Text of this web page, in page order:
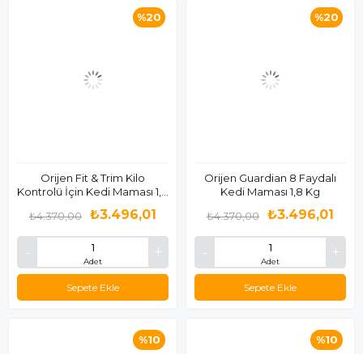
Orijen Fit & Trim Kilo
Kontrolü İçin Kedi Maması 1,8
Adet
₺3.496,01
₺4.370,00
Sepete Ekle
%20
Orijen Guardian 8 Faydalı
Kedi Maması 1,8 Kg
Adet
₺3.496,01
₺4.370,00
Sepete Ekle
%20
%10 %10